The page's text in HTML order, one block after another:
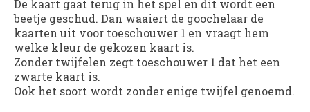
De kaart gaat terug in het spel en dit wordt een
beetje geschud. Dan waaiert de goochelaar de
kaarten uit voor toeschouwer 1 en vraagt hem
welke kleur de gekozen kaart is.
Zonder twijfelen zegt toeschouwer 1 dat het een
zwarte kaart is.
Ook het soort wordt zonder enige twijfel genoemd.